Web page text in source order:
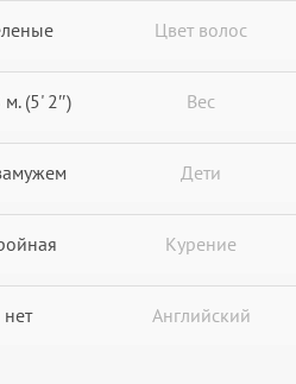
Цвет волос
(5' 2″) Вес
Дети
Курение
нет Английский